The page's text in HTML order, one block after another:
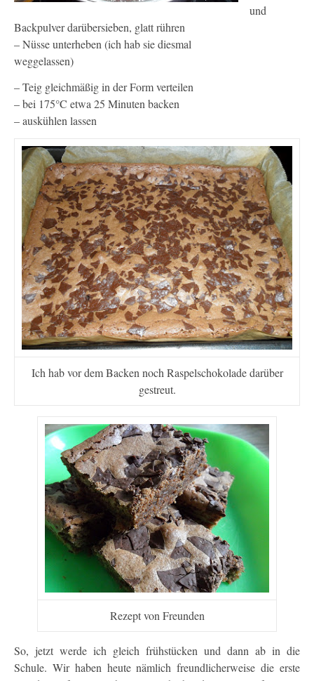
und
Backpulver darübersieben, glatt rühren
– Nüsse unterheben (ich hab sie diesmal
weggelassen)
– Teig gleichmäßig in der Form verteilen
– bei 175°C etwa 25 Minuten backen
– auskühlen lassen
Ich hab vor dem Backen noch Raspelschokolade darüber
gestreut.
Rezept von Freunden
So, jetzt werde ich gleich frühstücken und dann ab in die
Schule. Wir haben heute nämlich freundlicherweise die erste